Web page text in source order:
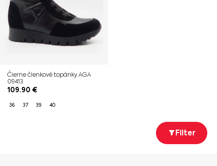
Čierne členkové topánky AGA
09413
109.90 €
36 37 39 40
Filter